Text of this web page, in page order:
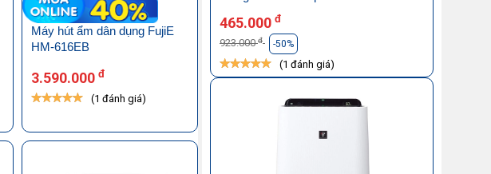
Máy hút ẩm dân dụng FujiE
HM-616EB
3.590.000 đ
(1 đánh giá)
465.000 đ
923.000đ -50%
(1 đánh giá)